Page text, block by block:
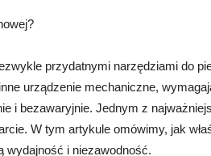
przydatnymi narzędziami do
urządzenie mechaniczne,
i bezawaryjnie. Jednym z
W tym artykule omówimy, jak
wydajność i niezawodność.